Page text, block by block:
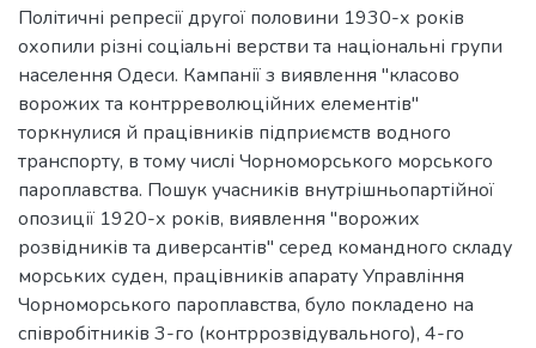
Політичні репресії другої половини 1930-х років
охопили різні соціальні верстви та національні групи
населення Одеси. Кампанії з виявлення "класово
ворожих та контрреволюційних елементів"
торкнулися й працівників підприємств водного
транспорту, в тому числі Чорноморського морського
пароплавства. Пошук учасників внутрішньопартійної
опозиції 1920-х років, виявлення "ворожих
розвідників та диверсантів" серед командного складу
морських суден, працівників апарату Управління
Чорноморського пароплавства, було покладено на
співробітників 3-го (контррозвідувального), 4-го